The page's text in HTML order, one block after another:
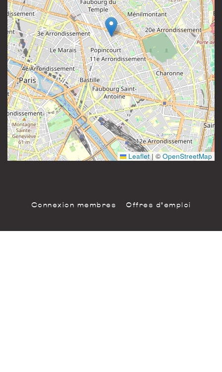
Leaflet |©OpenStreetMap
81 rue Saint-Maur
75011 Paris
France
Instagram
Connexion membres Offres d'emploi